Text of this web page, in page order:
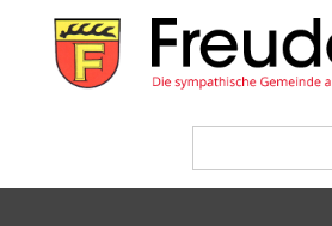
content
nach: